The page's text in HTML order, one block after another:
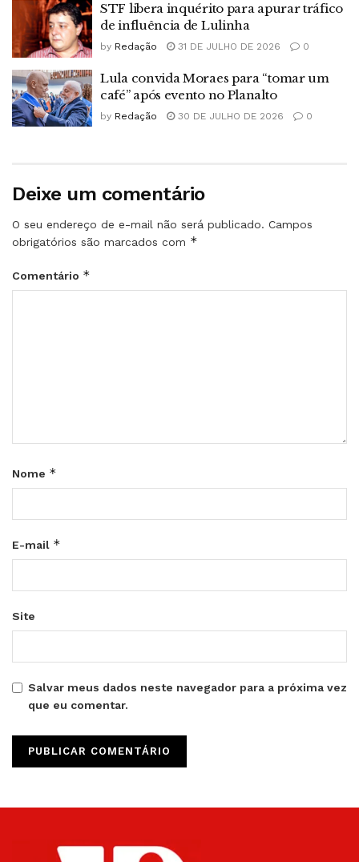
STF libera inquérito para apurar tráfico
de influência de Lulinha
by Redação 31 DE JULHO DE 2026 0
Lula convida Moraes para “tomar um
café” após evento no Planalto
by Redação 30 DE JULHO DE 2026 0
Deixe um comentário
O seu endereço de e-mail não será publicado. Campos
obrigatórios são marcados com *
Comentário *
Nome *
E-mail *
Site
Salvar meus dados neste navegador para a próxima vez
que eu comentar.